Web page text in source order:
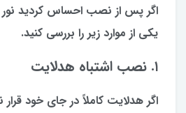
اگر پس از نصب احساس کردید نور
یکی از موارد زیر را بررسی کنید.
۱. نصب اشتباه هدلایت
اگر هدلایت کاملاً در جای خود قرار